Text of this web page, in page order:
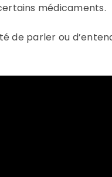
médicaments.
de parler ou